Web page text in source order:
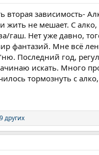
вторая зависимость-
жить не мешает. С
гаш. Нет уже давно,
фантазий. Мне всё
Последний год,
искать. Много
тормознуть с
других